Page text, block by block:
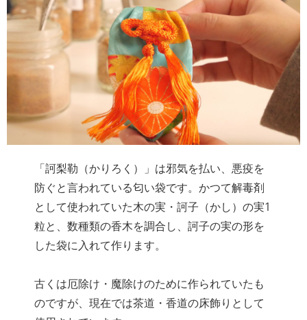
「訶梨勒（かりろく）」は邪気を払い、悪疫を
防ぐと言われている匂い袋です。かつて解毒剤
として使われていた木の実・訶子（かし）の実1
粒と、数種類の香木を調合し、訶子の実の形を
した袋に入れて作ります。
古くは厄除け・魔除けのために作られていたも
のですが、現在では茶道・香道の床飾りとして